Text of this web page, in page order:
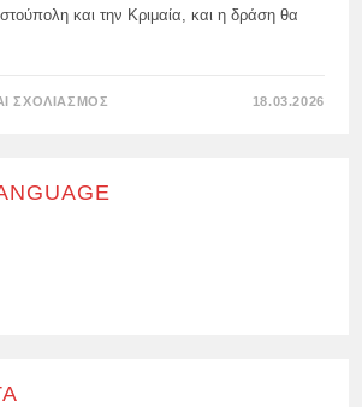
και την Κριμαία, και η δράση θα
ΣΧΟΛΙΑΣΜΌΣ
ΔΙΕΞΑΧΘΕΊ
18.03.2026